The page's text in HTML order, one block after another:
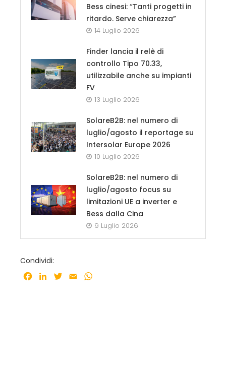
Bess cinesi: “Tanti progetti in
ritardo. Serve chiarezza”
14 Luglio 2026
Finder lancia il relè di
controllo Tipo 70.33,
utilizzabile anche su impianti
FV
13 Luglio 2026
SolareB2B: nel numero di
luglio/agosto il reportage su
Intersolar Europe 2026
10 Luglio 2026
SolareB2B: nel numero di
luglio/agosto focus su
limitazioni UE a inverter e
Bess dalla Cina
9 Luglio 2026
Condividi:
Facebook
LinkedInTwitter
Email